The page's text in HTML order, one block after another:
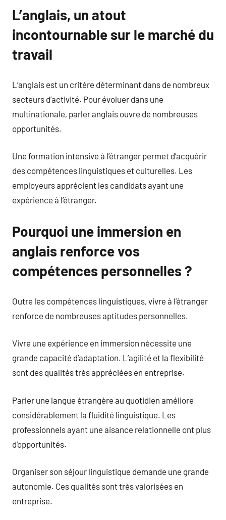
L’anglais, un atout
incontournable sur le marché du
travail
L’anglais est un critère déterminant dans de nombreux
secteurs d’activité. Pour évoluer dans une
multinationale, parler anglais ouvre de nombreuses
opportunités.
Une formation intensive à l’étranger permet d’acquérir
des compétences linguistiques et culturelles. Les
employeurs apprécient les candidats ayant une
expérience à l’étranger.
Pourquoi une immersion en
anglais renforce vos
compétences personnelles ?
Outre les compétences linguistiques, vivre à l’étranger
renforce de nombreuses aptitudes personnelles.
Vivre une expérience en immersion nécessite une
grande capacité d’adaptation. L’agilité et la flexibilité
sont des qualités très appréciées en entreprise.
Parler une langue étrangère au quotidien améliore
considérablement la fluidité linguistique. Les
professionnels ayant une aisance relationnelle ont plus
d’opportunités.
Organiser son séjour linguistique demande une grande
autonomie. Ces qualités sont très valorisées en
entreprise.